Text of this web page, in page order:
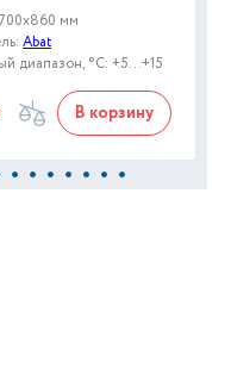
мм
Abat
диапазон, °C: +5...+15
В корзину